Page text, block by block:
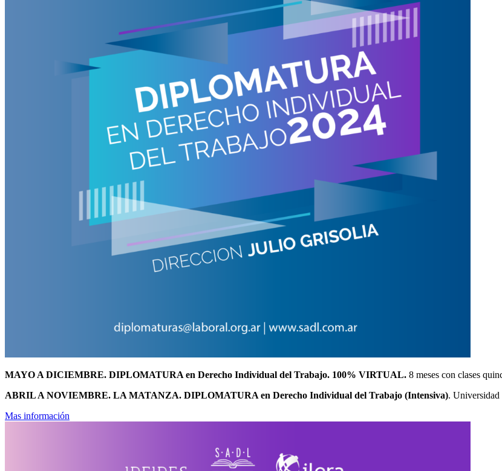
MAYO A DICIEMBRE. DIPLOMATURA en Derecho Individual del Trabajo. 100% VIRTUAL. 8 meses con clases
ABRIL A NOVIEMBRE. LA MATANZA. DIPLOMATURA en Derecho Individual del Trabajo (Intensiva).
Mas información